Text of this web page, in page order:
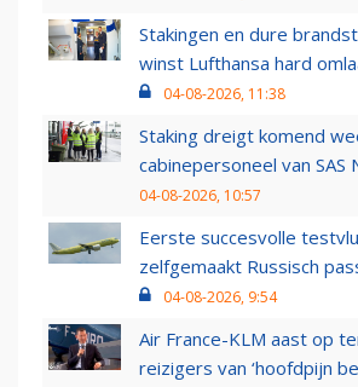
Stakingen en dure
winst Lufthansa hard
04-08-2026, 11:38
Staking dreigt komend
cabinepersoneel van SAS
04-08-2026, 10:57
Eerste succesvolle
zelfgemaakt Russisch
04-08-2026, 9:54
Air France-KLM aast op
reizigers van ‘hoofdpijn